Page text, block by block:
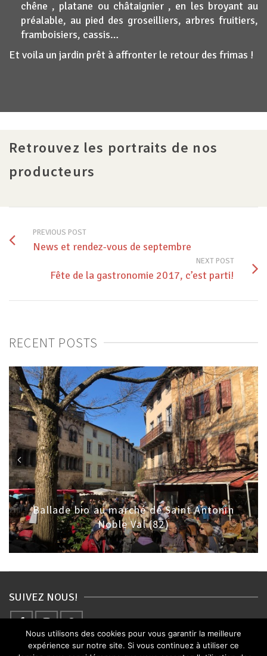
chêne , platane ou châtaignier , en les broyant au
préalable, au pied des groseilliers, arbres fruitiers,
framboisiers, cassis…
Et voila un jardin prêt à affronter le retour des frimas !
Retrouvez les portraits de nos
producteurs
PREVIOUS POST
News et rendez-vous de septembre
NEXT POST
Fête de la gastronomie 2017, c’est parti!
RECENT POSTS
Ballade bio au marché de Saint Antonin
Noble Val (82)
SUIVEZ NOUS!
Nous utilisons des cookies pour vous garantir la meilleure
expérience sur notre site. Si vous continuez à utiliser ce